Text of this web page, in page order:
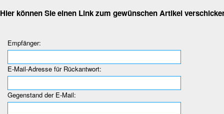
Hier können Sie einen Link zum gewünschen Artikel
Empfänger:
E-Mail-Adresse für Rückantwort:
Gegenstand der E-Mail: